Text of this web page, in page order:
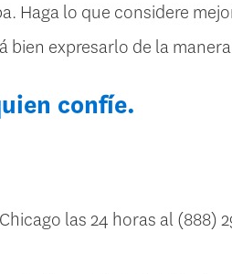
Haga lo que considere
expresarlo de la
confíe.
las 24 horas al (888)